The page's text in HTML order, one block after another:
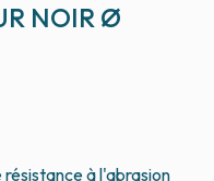
NOIR Ø
à l'abrasion